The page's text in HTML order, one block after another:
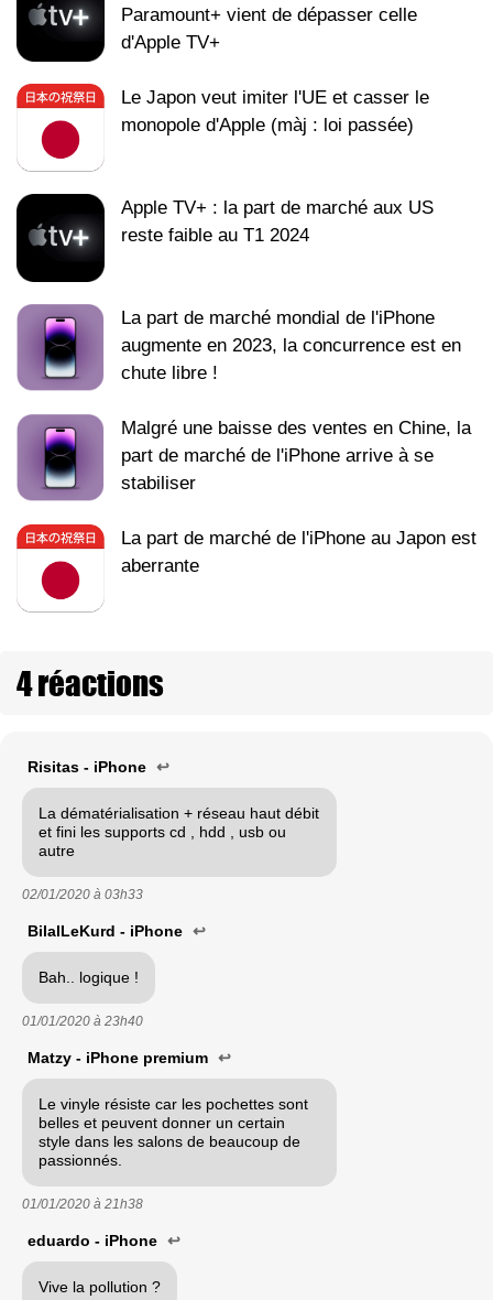
Paramount+ vient de dépasser celle
d'Apple TV+
Le Japon veut imiter l'UE et casser le
monopole d'Apple (màj : loi passée)
Apple TV+ : la part de marché aux US
reste faible au T1 2024
La part de marché mondial de l'iPhone
augmente en 2023, la concurrence est en
chute libre !
Malgré une baisse des ventes en Chine, la
part de marché de l'iPhone arrive à se
stabiliser
La part de marché de l'iPhone au Japon est
aberrante
4 réactions
Risitas - iPhone ↩
La dématérialisation + réseau haut débit
et fini les supports cd , hdd , usb ou
autre
02/01/2020 à 03h33
BilalLeKurd - iPhone ↩
Bah.. logique !
01/01/2020 à 23h40
Matzy - iPhone premium ↩
Le vinyle résiste car les pochettes sont
belles et peuvent donner un certain
style dans les salons de beaucoup de
passionnés.
01/01/2020 à 21h38
eduardo - iPhone ↩
Vive la pollution ?